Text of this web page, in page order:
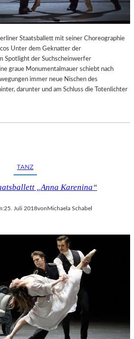
Staatsballett mit seiner Choreographie
Unter dem Geknatter der
Spotlight der Suchscheinwerfer
graue Monumentalmauer schiebt nach
immer neue Nischen des
darunter und am Schluss die Totenlichter
TANZ
„Anna Karenina“
25. Juli 2018vonMichaela Schabel